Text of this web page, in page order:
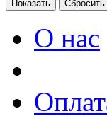
О нас